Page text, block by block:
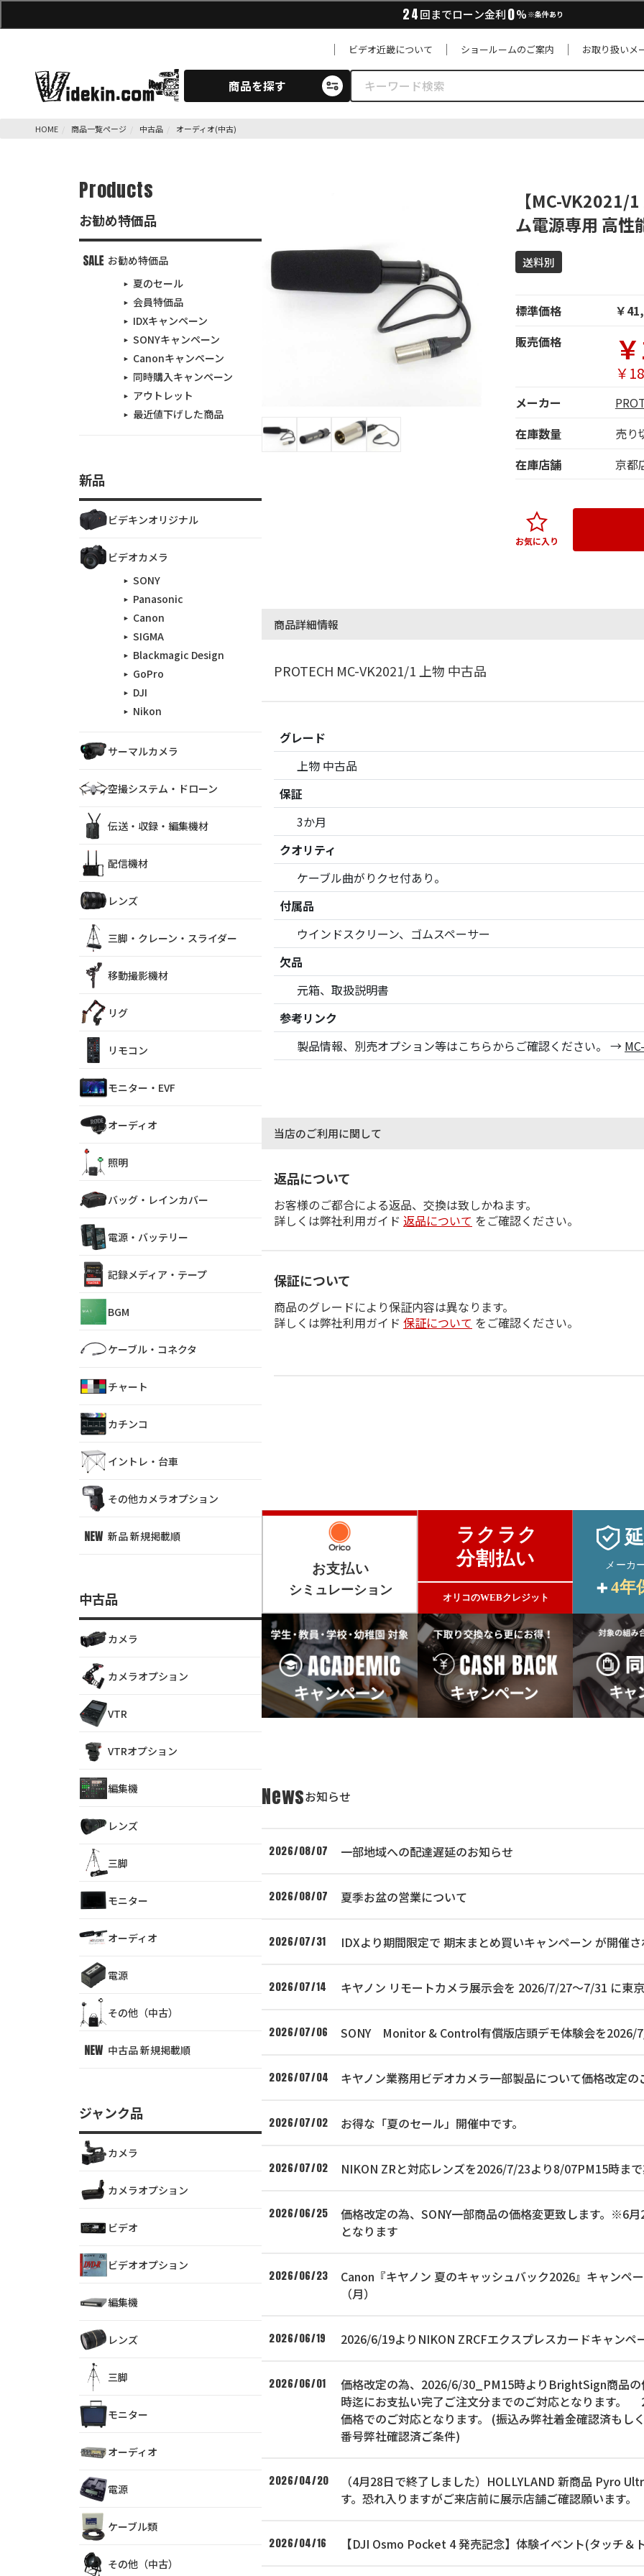
24回までローン金利0% ※条件あり
ビデオ近畿について ショールームのご案内 お取り扱いメ
商品を探す
HOME 商品一覧ページ 中古品 オーディオ(中古)
【MC-VK2021/
ム電源専用 高性
送料別
標準価格
￥
販売価格
￥
メーカー
在庫数量
売り
在庫店舗
京都
お気に入り
商品詳細情報
PROTECH MC-VK2021/1 上物 中古品
グレード
上物 中古品
保証
3か月
クオリティ
ケーブル曲がりクセ付あり。
付属品
ウインドスクリーン、ゴムスペーサー
欠品
元箱、取扱説明書
参考リンク
製品情報、別売オプション等はこちらからご確認ください。 →
当店のご利用に関して
返品について
お客様のご都合による返品、交換は致しかねます。
詳しくは弊社利用ガイド返品について をご確認ください。
保証について
商品のグレードにより保証内容は異なります。
詳しくは弊社利用ガイド保証について をご確認ください。
Newsお知らせ
2026/08/07 一部地域への配達遅延のお知らせ
2026/08/07 夏季お盆の営業について
2026/07/31 IDXより期間限定で 期末まとめ買いキャンペーン が開催
2026/07/14 キヤノン リモートカメラ展示会を 2026/7/27～7/31 に東
2026/07/06 SONY Monitor & Control有償版店頭デモ体験会を2026/
2026/07/04 キヤノン業務用ビデオカメラ一部製品について価格改定の
2026/07/02 お得な「夏のセール」開催中です。
2026/07/02 NIKON ZRと対応レンズを2026/7/23より8/07PM15時ま
2026/06/25
価格改定の為、SONY一部商品の価格変更致します。※6
となります
2026/06/23
Canon『キヤノン 夏のキャッシュバック2026』キャンペ
（月）
2026/06/19 2026/6/19よりNIKON ZRCFエクスプレスカードキャン
2026/06/01
価格改定の為、2026/6/30_PM15時よりBrightSign商品
時迄にお支払い完了ご注文分までのご対応となります
価格でのご対応となります。 (振込み弊社着金確認済も
番号弊社確認済ご条件)
2026/04/20
（4月28日で終了しました）HOLLYLAND 新商品 Pyro
す。恐れ入りますがご来店前に展示店舗ご確認願います。
2026/04/16 【DJI Osmo Pocket 4 発売記念】体験イベント(タッチ
Products
お勧め特価品
お勧め特価品
夏のセール
会員特価品
IDXキャンペーン
SONYキャンペーン
Canonキャンペーン
同時購入キャンペーン
アウトレット
最近値下げした商品
新品
ビデキンオリジナル
ビデオカメラ
SONY
Panasonic
Canon
SIGMA
Blackmagic Design
GoPro
DJI
Nikon
サーマルカメラ
空撮システム・ドローン
伝送・収録・編集機材
配信機材
レンズ
三脚・クレーン・スライダー
移動撮影機材
リグ
リモコン
モニター・EVF
オーディオ
照明
バッグ・レインカバー
電源・バッテリー
記録メディア・テープ
BGM
ケーブル・コネクタ
チャート
カチンコ
イントレ・台車
その他カメラオプション
新品 新規掲載順
中古品
カメラ
カメラオプション
VTR
VTRオプション
編集機
レンズ
三脚
モニター
オーディオ
電源
その他（中古）
中古品 新規掲載順
ジャンク品
カメラ
カメラオプション
ビデオ
ビデオオプション
編集機
レンズ
三脚
モニター
オーディオ
電源
ケーブル類
その他（中古）